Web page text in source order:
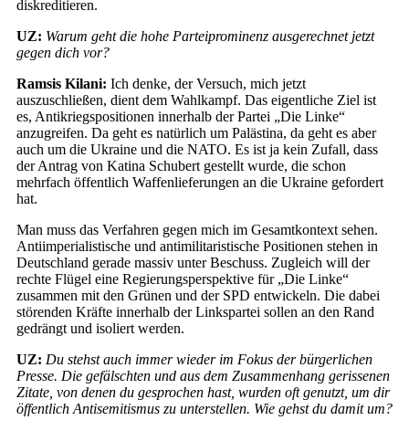
diskreditieren.
UZ: Warum geht die hohe Parteiprominenz ausgerechnet jetzt
gegen dich vor?
Ramsis Kilani: Ich denke, der Versuch, mich jetzt
auszuschließen, dient dem Wahlkampf. Das eigentliche Ziel ist
es, Antikriegspositionen innerhalb der Partei „Die Linke“
anzugreifen. Da geht es natürlich um Palästina, da geht es aber
auch um die Ukraine und die NATO. Es ist ja kein Zufall, dass
der Antrag von Katina Schubert gestellt wurde, die schon
mehrfach öffentlich Waffenlieferungen an die Ukraine gefordert
hat.
Man muss das Verfahren gegen mich im Gesamtkontext sehen.
Antiimperialistische und antimilitaristische Positionen stehen in
Deutschland gerade massiv unter Beschuss. Zugleich will der
rechte Flügel eine Regierungsperspektive für „Die Linke“
zusammen mit den Grünen und der SPD entwickeln. Die dabei
störenden Kräfte innerhalb der Linkspartei sollen an den Rand
gedrängt und isoliert werden.
UZ: Du stehst auch immer wieder im Fokus der bürgerlichen
Presse. Die gefälschten und aus dem Zusammenhang gerissenen
Zitate, von denen du gesprochen hast, wurden oft genutzt, um dir
öffentlich Antisemitismus zu unterstellen. Wie gehst du damit um?